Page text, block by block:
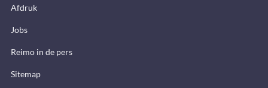
Afdruk
Jobs
Reimo in de pers
Sitemap